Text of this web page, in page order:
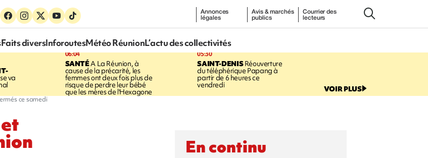
Annonces
légales
Avis & marchés
publics
Courrier des
lecteurs
Faits diversInforoutesMétéo RéunionL’actu des collectivités
va
06:04
SANTÉA La Réunion, à
cause de la précarité, les
femmes ont deux fois plus de
risque de perdre leur bébé
que les mères de l'Hexagone
05:30
SAINT-DENISRéouverture
du téléphérique Papang à
partir de 6 heures ce
vendredi VOIR PLUS
ce samedi
En continu